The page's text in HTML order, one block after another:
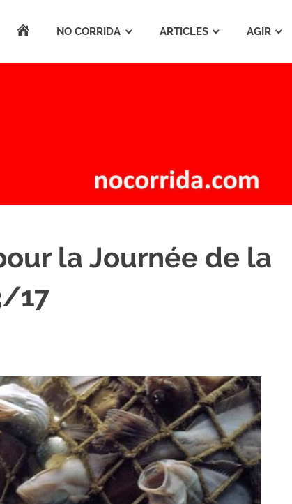
ACCUEILNO CORRIDA ARTICLES AGIR
la Journée de la
17